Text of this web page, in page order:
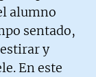
alumno
sentado,
y
En este